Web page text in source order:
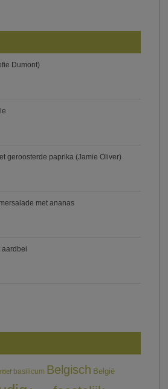
Dumont)
geroosterde paprika (Jamie Oliver)
met ananas
aardbei
basilicum Belgisch België